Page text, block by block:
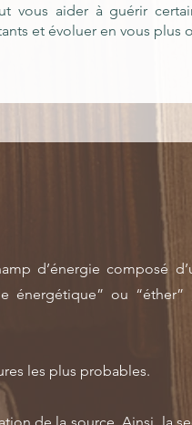
vous aider à guérir
et évoluer en vous plus
d’énergie composé
énergétique” ou
les plus probables.